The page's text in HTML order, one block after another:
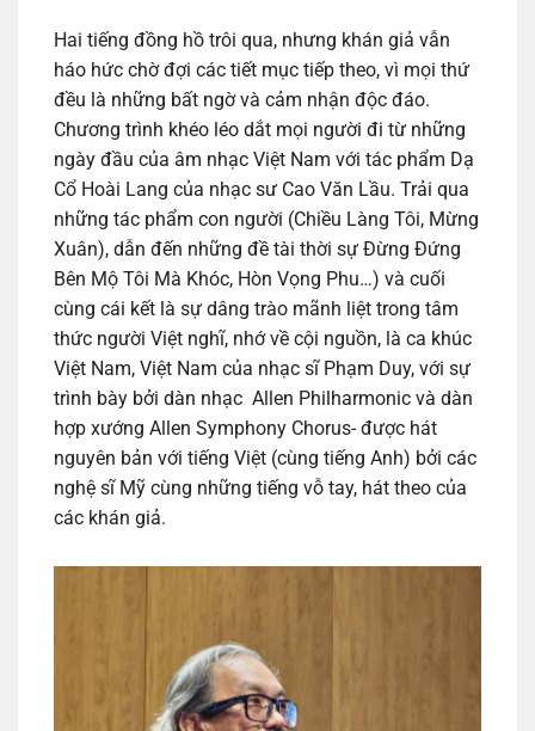
Hai tiếng đồng hồ trôi qua, nhưng khán giả vẫn
háo hức chờ đợi các tiết mục tiếp theo, vì mọi thứ
đều là những bất ngờ và cảm nhận độc đáo.
Chương trình khéo léo dắt mọi người đi từ những
ngày đầu của âm nhạc Việt Nam với tác phẩm Dạ
Cổ Hoài Lang của nhạc sư Cao Văn Lầu. Trải qua
những tác phẩm con người (Chiều Làng Tôi, Mừng
Xuân), dẫn đến những đề tài thời sự Đừng Đứng
Bên Mộ Tôi Mà Khóc, Hòn Vọng Phu…) và cuối
cùng cái kết là sự dâng trào mãnh liệt trong tâm
thức người Việt nghĩ, nhớ về cội nguồn, là ca khúc
Việt Nam, Việt Nam của nhạc sĩ Phạm Duy, với sự
trình bày bởi dàn nhạc Allen Philharmonic và dàn
hợp xướng Allen Symphony Chorus- được hát
nguyên bản với tiếng Việt (cùng tiếng Anh) bởi các
nghệ sĩ Mỹ cùng những tiếng vỗ tay, hát theo của
các khán giả.